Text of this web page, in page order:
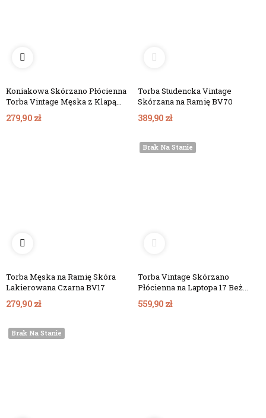
Koniakowa Skórzano Płócienna
Torba Vintage Męska z Klapą
Belveder BV17KNZ
279,90 zł
Torba Studencka Vintage
Skórzana na Ramię BV70
389,90 zł
Torba Męska na Ramię Skóra
Lakierowana Czarna BV17
279,90 zł
Brak Na Stanie
Torba Vintage Skórzano
Płócienna na Laptopa 17 Beż
Forester BF91
559,90 zł
Brak Na Stanie